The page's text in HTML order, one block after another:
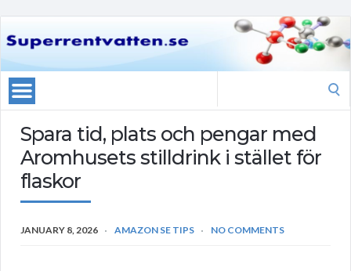
Spara tid, plats och pengar med
Aromhusets stilldrink i stället för
flaskor
JANUARY 8, 2026 AMAZON SE TIPS NO COMMENTS